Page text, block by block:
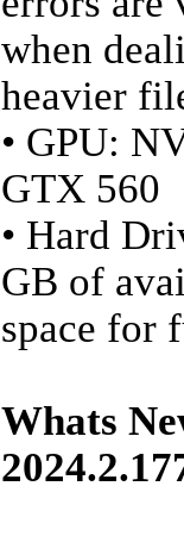
when
heavier
• GPU:
GTX 560
• Hard
GB of
space for
Whats